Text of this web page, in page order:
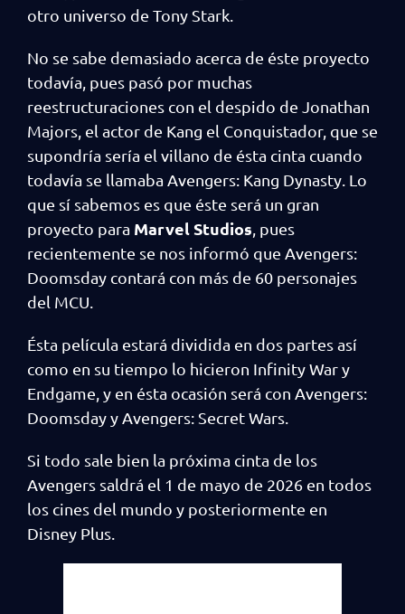
otro universo de Tony Stark.
No se sabe demasiado acerca de éste proyecto
todavía, pues pasó por muchas
reestructuraciones con el despido de Jonathan
Majors, el actor de Kang el Conquistador, que se
supondría sería el villano de ésta cinta cuando
todavía se llamaba Avengers: Kang Dynasty. Lo
que sí sabemos es que éste será un gran
proyecto para Marvel Studios, pues
recientemente se nos informó que Avengers:
Doomsday contará con más de 60 personajes
del MCU.
Ésta película estará dividida en dos partes así
como en su tiempo lo hicieron Infinity War y
Endgame, y en ésta ocasión será con Avengers:
Doomsday y Avengers: Secret Wars.
Si todo sale bien la próxima cinta de los
Avengers saldrá el 1 de mayo de 2026 en todos
los cines del mundo y posteriormente en
Disney Plus.